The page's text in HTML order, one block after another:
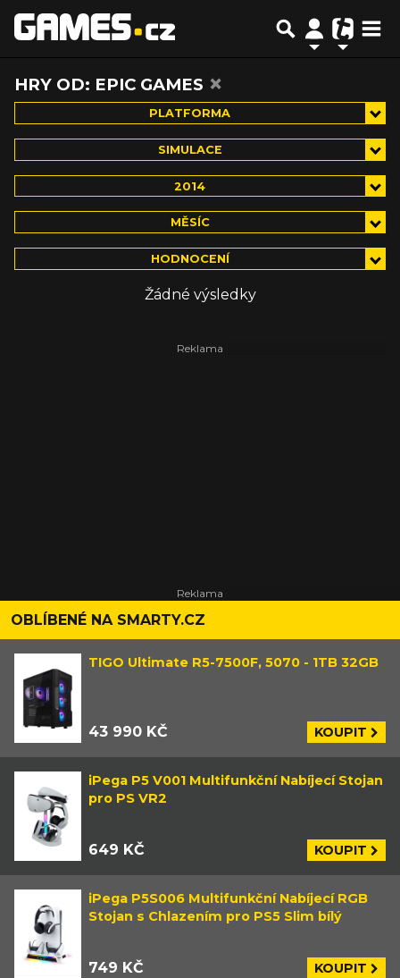
HRY OD: EPIC GAMES ×
PLATFORMA
SIMULACE
2014
MĚSÍC
HODNOCENÍ
Žádné výsledky
OBLÍBENÉ NA SMARTY.CZ
TIGO Ultimate R5-7500F, 5070 - 1TB 32GB
43 990 KČ KOUPIT
iPega P5 V001 Multifunkční Nabíjecí Stojan
pro PS VR2
649 KČ KOUPIT
iPega P5S006 Multifunkční Nabíjecí RGB
Stojan s Chlazením pro PS5 Slim bílý
749 KČ KOUPIT